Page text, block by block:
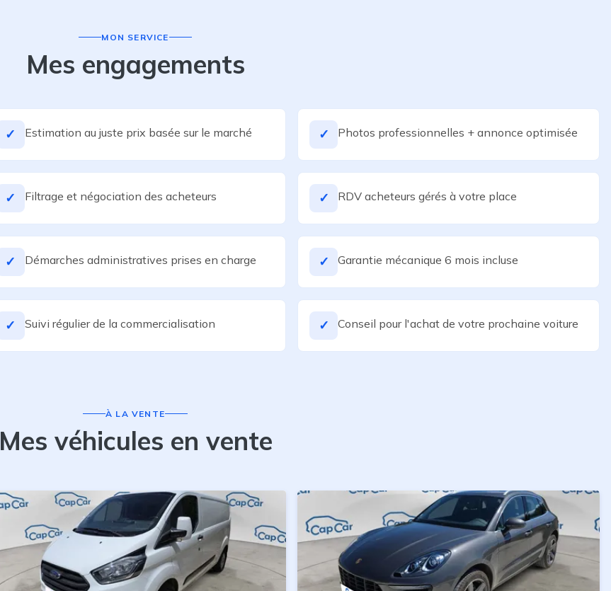
MON SERVICE
Mes engagements
✓ Estimation au juste prix basée sur le marché ✓ Photos professionnelles + annonce optimisée
✓ Filtrage et négociation des acheteurs ✓ RDV acheteurs gérés à votre place
✓ Démarches administratives prises en charge ✓ Garantie mécanique 6 mois incluse
✓ Suivi régulier de la commercialisation ✓ Conseil pour l'achat de votre prochaine voiture
À LA VENTE
Mes véhicules en vente